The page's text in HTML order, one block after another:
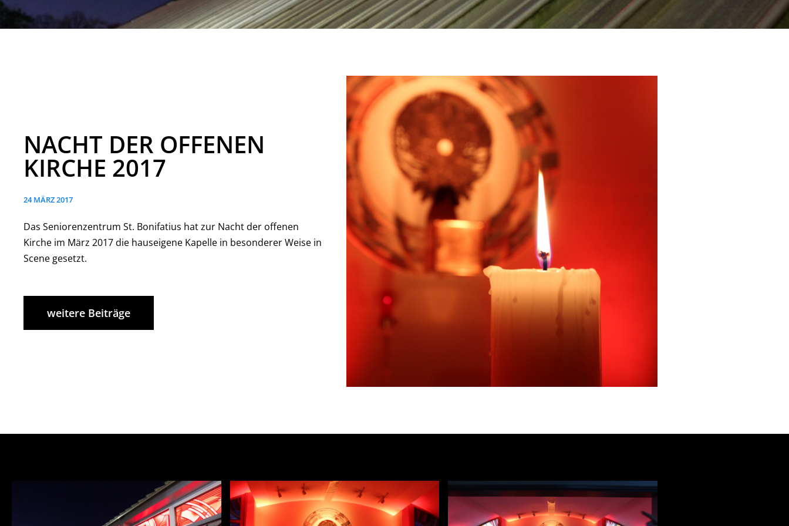
NACHT DER OFFENEN
KIRCHE 2017
24 MÄRZ 2017
Das Seniorenzentrum St. Bonifatius hat zur Nacht der offenen
Kirche im März 2017 die hauseigene Kapelle in besonderer Weise in
Scene gesetzt.
weitere Beiträge